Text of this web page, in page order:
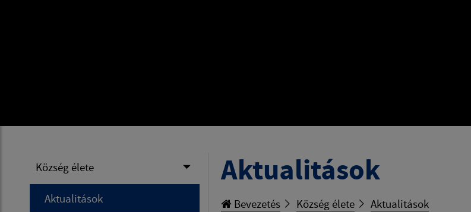
Község élete
Aktualitások
Aktualitások
Bevezetés Község élete Aktualitások